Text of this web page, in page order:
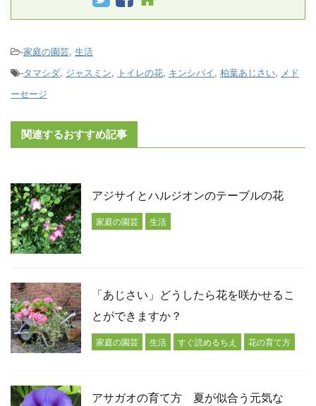
-家庭の園芸, 生活
-タマシダ, ジャスミン, トイレの花, キンシバイ, 柏葉あじさい, メド
ーセージ
関連するおすすめ記事
アジサイとハルジオンのテーブルの花
家庭の園芸 生活
「あじさい」どうしたら花を咲かせるこ
とができますか？
家庭の園芸 生活 すぐ読めるちえ 花の育て方
アサガオの育て方 夏が似合う元気な